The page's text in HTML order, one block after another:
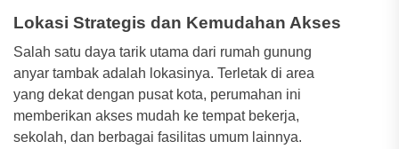
Lokasi Strategis dan Kemudahan Akses
Salah satu daya tarik utama dari rumah gunung
anyar tambak adalah lokasinya. Terletak di area
yang dekat dengan pusat kota, perumahan ini
memberikan akses mudah ke tempat bekerja,
sekolah, dan berbagai fasilitas umum lainnya.